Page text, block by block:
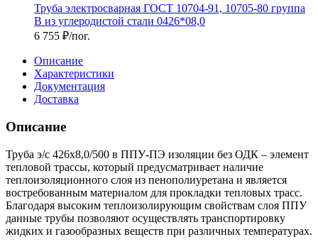
Труба электросварная ГОСТ 10704-91, 10705-80 группа
В из углеродистой стали 0426*08,0
6 755 ₽/пог.
Описание
Характеристики
Документация
Доставка
Описание
Труба э/с 426х8,0/500 в ППУ-ПЭ изоляции без ОДК – элемент
тепловой трассы, который предусматривает наличие
теплоизоляционного слоя из пенополиуретана и является
востребованным материалом для прокладки тепловых трасс.
Благодаря высоким теплоизолирующим свойствам слоя ППУ
данные трубы позволяют осуществлять транспортировку
жидких и газообразных веществ при различных температурах.